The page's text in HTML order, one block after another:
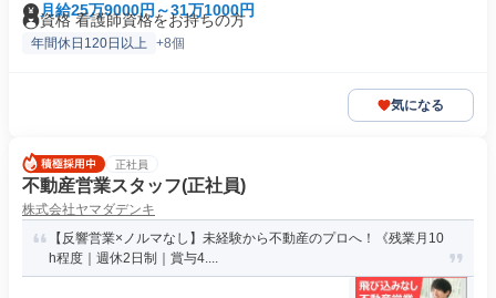
月給25万9000円～31万1000円
資格 看護師資格をお持ちの方
年間休日120日以上 +8個
気になる
正社員
不動産営業スタッフ(正社員)
株式会社ヤマダデンキ
【反響営業×ノルマなし】未経験から不動産のプロへ！《残業月10
h程度｜週休2日制｜賞与4....